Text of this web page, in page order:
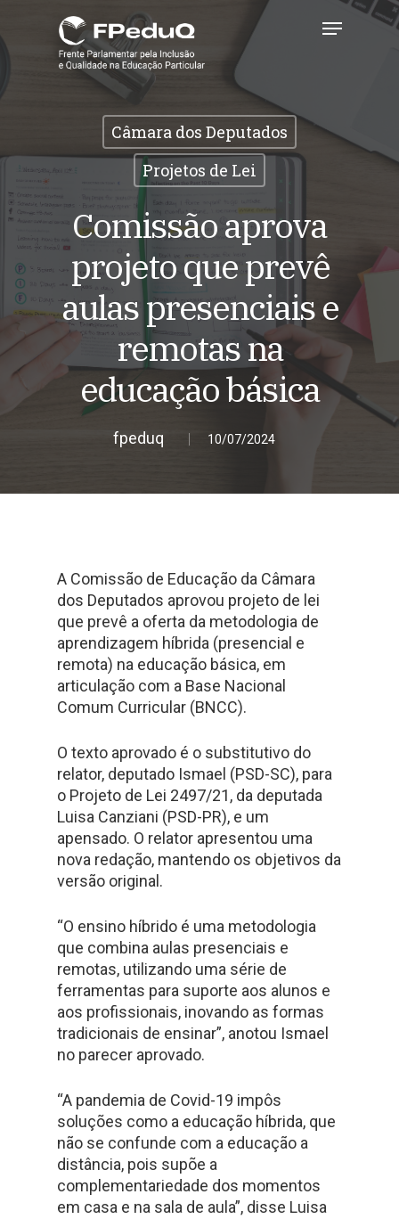
main
Menu
Câmara dos Deputados
Projetos de Lei
Comissão aprova
projeto que prevê
aulas presenciais e
remotas na
educação básica
fpeduq 10/07/2024
A Comissão de Educação da Câmara
dos Deputados aprovou projeto de lei
que prevê a oferta da metodologia de
aprendizagem híbrida (presencial e
remota) na educação básica, em
articulação com a Base Nacional
Comum Curricular (BNCC).
O texto aprovado é o substitutivo do
relator, deputado Ismael (PSD-SC), para
o Projeto de Lei 2497/21, da deputada
Luisa Canziani (PSD-PR), e um
apensado. O relator apresentou uma
nova redação, mantendo os objetivos da
versão original.
“O ensino híbrido é uma metodologia
que combina aulas presenciais e
remotas, utilizando uma série de
ferramentas para suporte aos alunos e
aos profissionais, inovando as formas
tradicionais de ensinar”, anotou Ismael
no parecer aprovado.
“A pandemia de Covid-19 impôs
soluções como a educação híbrida, que
não se confunde com a educação a
distância, pois supõe a
complementariedade dos momentos
em casa e na sala de aula”, disse Luisa